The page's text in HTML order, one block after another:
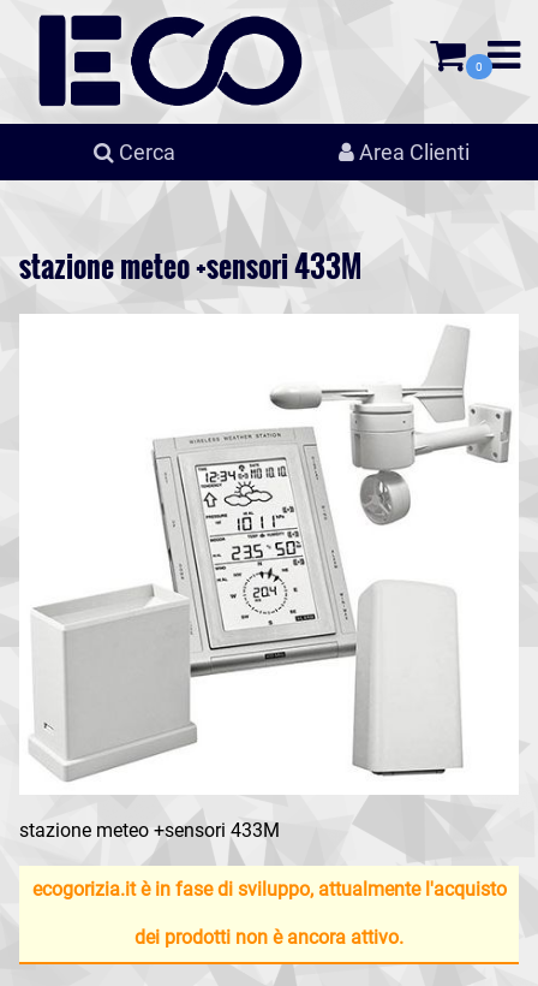
0
Cerca Area Clienti
stazione meteo +sensori 433M
stazione meteo +sensori 433M
ecogorizia.it è in fase di sviluppo, attualmente l'acquisto
dei prodotti non è ancora attivo.